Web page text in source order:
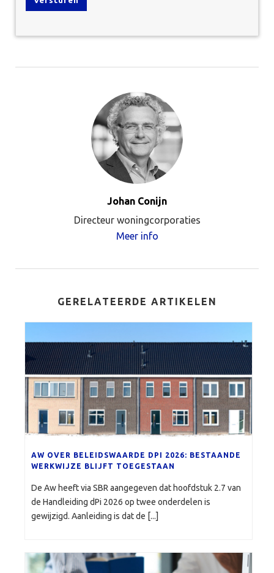
Johan Conijn
Directeur woningcorporaties
Meer info
GERELATEERDE ARTIKELEN
AW OVER BELEIDSWAARDE DPI 2026: BESTAANDE
WERKWIJZE BLIJFT TOEGESTAAN
De Aw heeft via SBR aangegeven dat hoofdstuk 2.7 van
de Handleiding dPi 2026 op twee onderdelen is
gewijzigd. Aanleiding is dat de [...]